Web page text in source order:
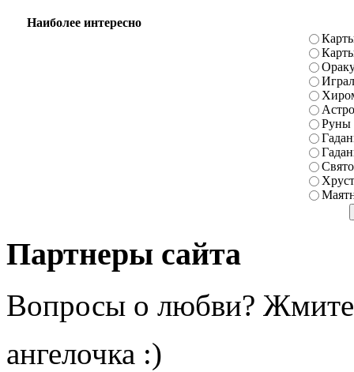
Наиболее интересно
Руны
Партнеры сайта
Вопросы о любви?
ангелочка :)